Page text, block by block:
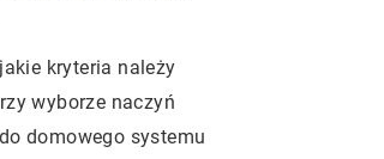
kryteria należy
wyborze naczyń
domowego systemu